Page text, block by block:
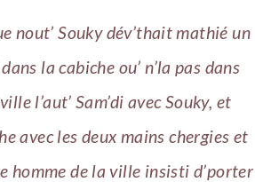
nout’ Souky dév’thait mathié un
la cabiche ou’ n’la pas dans
l’aut’ Sam’di avec Souky, et
avec les deux mains chergies et
homme de la ville insisti d’porter